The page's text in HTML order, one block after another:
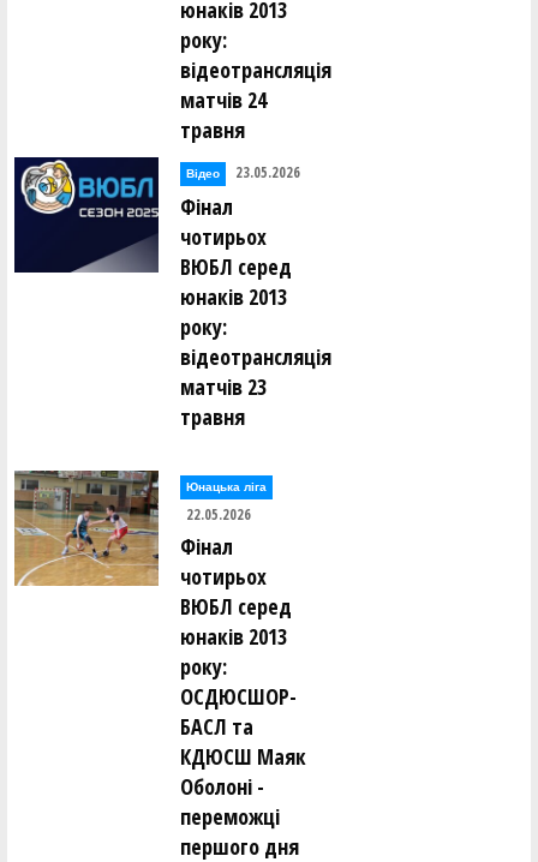
юнаків 2013
року:
відеотрансляція
матчів 24
травня
Відео 23.05.2026
Фінал
чотирьох
ВЮБЛ серед
юнаків 2013
року:
відеотрансляція
матчів 23
травня
Юнацька ліга
22.05.2026
Фінал
чотирьох
ВЮБЛ серед
юнаків 2013
року:
ОСДЮСШОР-
БАСЛ та
КДЮСШ Маяк
Оболоні -
переможці
першого дня